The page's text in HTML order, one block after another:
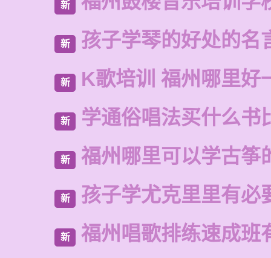
新
新 孩子学琴的好处的名
新 K歌培训 福州哪里好
新 学通俗唱法买什么书
新 福州哪里可以学古筝
新 孩子学尤克里里有必
新 福州唱歌排练速成班